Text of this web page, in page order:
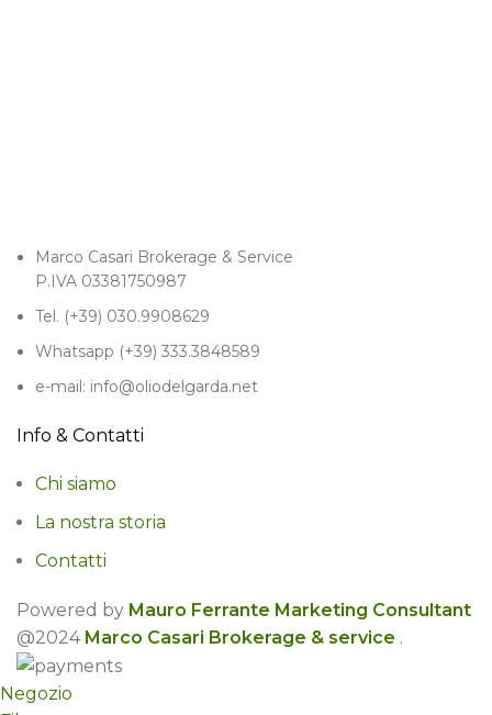
Marco Casari Brokerage & Service
P.IVA 03381750987
Tel. (+39) 030.9908629
Whatsapp (+39) 333.3848589
e-mail: info@oliodelgarda.net
Info & Contatti
Chi siamo
La nostra storia
Contatti
Powered by Mauro Ferrante Marketing Consultant
@2024 Marco Casari Brokerage & service .
Negozio